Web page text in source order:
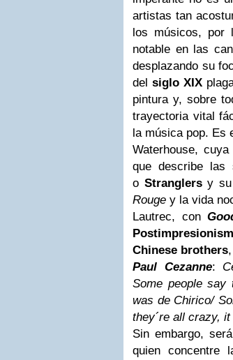
artistas tan
los músicos, por
notable en las
desplazando su
delsiglo XIX
pintura y, sobre
trayectoria vital
la música pop. Es
Waterhouse, cuya
que describe las
o Stranglersy su
Rouge y la vida
Lautrec, con
Chinese brothers
Paul Cezanne:
Some people
was de Chirico/
they´re all crazy,
Sin embargo,
quien concentre